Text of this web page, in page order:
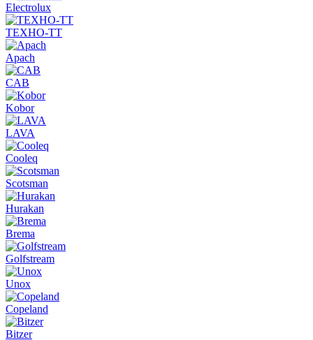
Electrolux
ТЕХНО-ТТ
Apach
CAB
Kobor
LAVA
Cooleq
Scotsman
Hurakan
Brema
Golfstream
Unox
Copeland
Bitzer